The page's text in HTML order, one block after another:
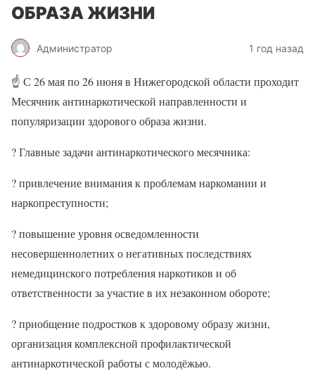
ОБРАЗА ЖИЗНИ
Администратор 1 год назад
☝ С 26 мая по 26 июня в Нижегородской области проходит
Месячник антинаркотической направленности и
популяризации здорового образа жизни.
?Главные задачи антинаркотического месячника:
?привлечение внимания к проблемам наркомании и
наркопреступности;
? повышение уровня осведомленности
несовершеннолетних о негативных последствиях
немедицинского потребления наркотиков и об
ответственности за участие в их незаконном обороте;
? приобщение подростков к здоровому образу жизни,
организация комплексной профилактической
антинаркотической работы с молодёжью.